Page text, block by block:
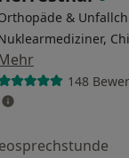
&
148